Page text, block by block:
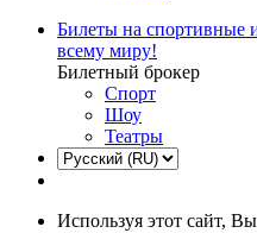
Билеты на спортивные
всему миру!
Билетный брокер
Спорт
Шоу
Театры
Используя этот сайт,